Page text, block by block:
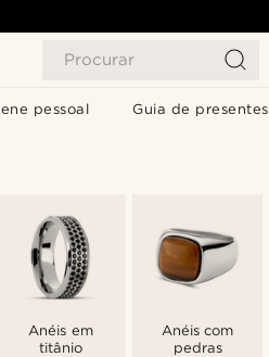
Procurar
pessoal Guia de presentes
Anéis em
titânio
Anéis com
pedras